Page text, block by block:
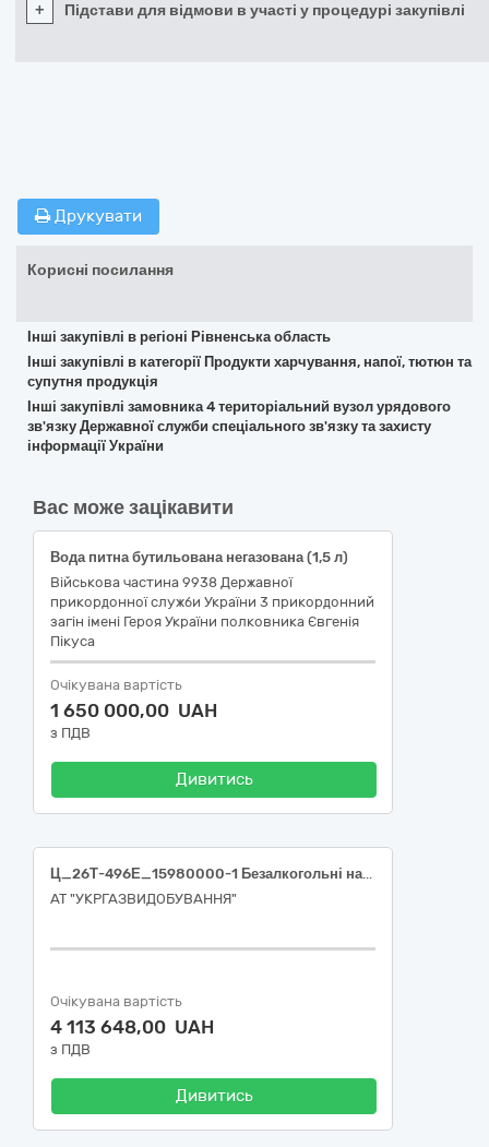
+ Підстави для відмови в участі у процедурі закупівлі
Друкувати
Корисні посилання
Інші закупівлі в регіоні Рівненська область
Інші закупівлі в категорії Продукти харчування, напої, тютюн та
супутня продукція
Інші закупівлі замовника 4 територіальний вузол урядового
зв'язку Державної служби спеціального зв'язку та захисту
інформації України
Вас може зацікавити
Вода питна бутильована негазована (1,5 л)
Військова частина 9938 Державної
прикордонної служби України 3 прикордонний
загін імені Героя України полковника Євгенія
Пікуса
Очікувана вартість
1 650 000,00 UAH
з ПДВ
Дивитись
Ц_26Т-496Е_15980000-1 Безалкогольні напої (Вода питна).
АТ "УКРГАЗВИДОБУВАННЯ"
Очікувана вартість
4 113 648,00 UAH
з ПДВ
Дивитись